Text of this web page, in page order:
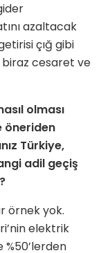
azaltacak
çığ gibi
cesaret ve
olması
öneriden
Türkiye,
adil geçiş
örnek yok.
elektrik
%50’lerden